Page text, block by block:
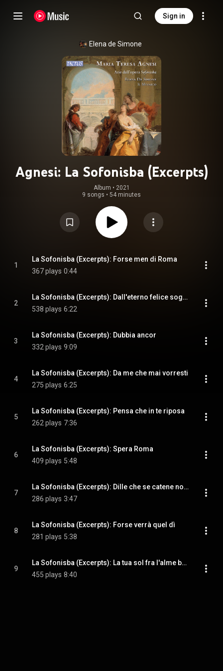
Sign in
Elena de Simone
Agnesi: La Sofonisba (Excerpts)
Album • 2021
9 songs • 54 minutes
1
La Sofonisba (Excerpts): Forse men di Roma
367 plays 0:44
2
La Sofonisba (Excerpts): Dall'eterno felice soggiorno
538 plays 6:22
3
La Sofonisba (Excerpts): Dubbia ancor
332 plays 9:09
4
La Sofonisba (Excerpts): Da me che mai vorresti
275 plays 6:25
5
La Sofonisba (Excerpts): Pensa che in te riposa
262 plays 7:36
6
La Sofonisba (Excerpts): Spera Roma
409 plays 5:48
7
La Sofonisba (Excerpts): Dille che se catene non vuol
286 plays 3:47
8
La Sofonisba (Excerpts): Forse verrà quel dì
281 plays 5:38
9
La Sofonisba (Excerpts): La tua sol fra l'alme belle
455 plays 8:40